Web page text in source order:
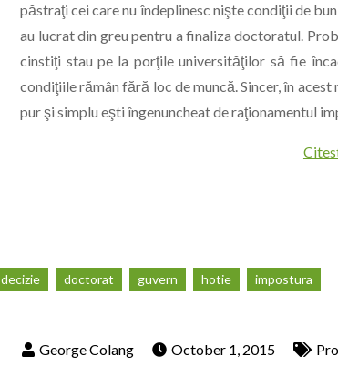
păstraţi cei care nu îndeplinesc nişte condiţii de
au lucrat din greu pentru a finaliza doctoratul.
cinstiţi stau pe la porţile universităţilor să fie
condiţiile rămân fără loc de muncă. Sincer, în
pur şi simplu eşti îngenuncheat de raţionamentul
decizie doctorat guvern hotie impostura
October 1, 2015